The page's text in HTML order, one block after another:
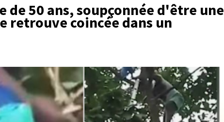
de 50 ans, soupçonnée d'être une
retrouve coincée dans un